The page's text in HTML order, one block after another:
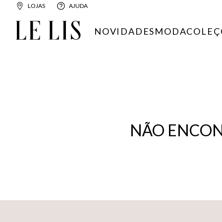
LOJAS AJUDA
NOVIDADESMODA
NÃO